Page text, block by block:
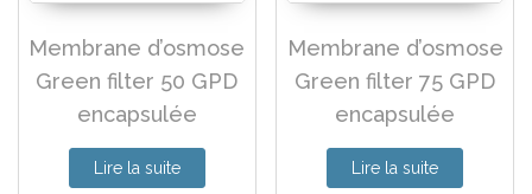
Membrane d’osmose
Green filter 50 GPD
encapsulée
Lire la suite
Membrane d’osmose
Green filter 75 GPD
encapsulée
Lire la suite